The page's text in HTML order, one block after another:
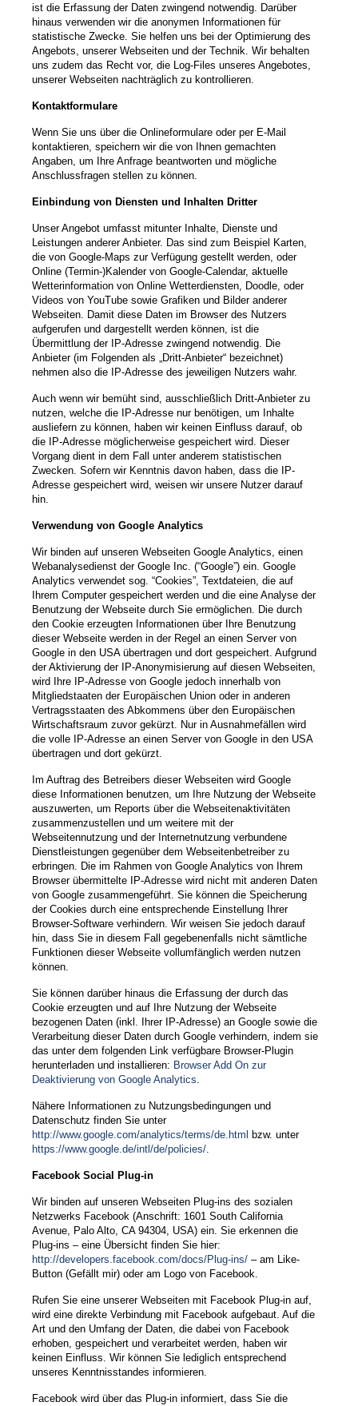
ist die Erfassung der Daten zwingend notwendig. Darüber
hinaus verwenden wir die anonymen Informationen für
statistische Zwecke. Sie helfen uns bei der Optimierung des
Angebots, unserer Webseiten und der Technik. Wir behalten
uns zudem das Recht vor, die Log-Files unseres Angebotes,
unserer Webseiten nachträglich zu kontrollieren.
Kontaktformulare
Wenn Sie uns über die Onlineformulare oder per E-Mail
kontaktieren, speichern wir die von Ihnen gemachten
Angaben, um Ihre Anfrage beantworten und mögliche
Anschlussfragen stellen zu können.
Einbindung von Diensten und Inhalten Dritter
Unser Angebot umfasst mitunter Inhalte, Dienste und
Leistungen anderer Anbieter. Das sind zum Beispiel Karten,
die von Google-Maps zur Verfügung gestellt werden, oder
Online (Termin-)Kalender von Google-Calendar, aktuelle
Wetterinformation von Online Wetterdiensten, Doodle, oder
Videos von YouTube sowie Grafiken und Bilder anderer
Webseiten. Damit diese Daten im Browser des Nutzers
aufgerufen und dargestellt werden können, ist die
Übermittlung der IP-Adresse zwingend notwendig. Die
Anbieter (im Folgenden als „Dritt-Anbieter“ bezeichnet)
nehmen also die IP-Adresse des jeweiligen Nutzers wahr.
Auch wenn wir bemüht sind, ausschließlich Dritt-Anbieter zu
nutzen, welche die IP-Adresse nur benötigen, um Inhalte
ausliefern zu können, haben wir keinen Einfluss darauf, ob
die IP-Adresse möglicherweise gespeichert wird. Dieser
Vorgang dient in dem Fall unter anderem statistischen
Zwecken. Sofern wir Kenntnis davon haben, dass die IP-
Adresse gespeichert wird, weisen wir unsere Nutzer darauf
hin.
Verwendung von Google Analytics
Wir binden auf unseren Webseiten Google Analytics, einen
Webanalysedienst der Google Inc. (“Google”) ein. Google
Analytics verwendet sog. “Cookies”, Textdateien, die auf
Ihrem Computer gespeichert werden und die eine Analyse der
Benutzung der Webseite durch Sie ermöglichen. Die durch
den Cookie erzeugten Informationen über Ihre Benutzung
dieser Webseite werden in der Regel an einen Server von
Google in den USA übertragen und dort gespeichert. Aufgrund
der Aktivierung der IP-Anonymisierung auf diesen Webseiten,
wird Ihre IP-Adresse von Google jedoch innerhalb von
Mitgliedstaaten der Europäischen Union oder in anderen
Vertragsstaaten des Abkommens über den Europäischen
Wirtschaftsraum zuvor gekürzt. Nur in Ausnahmefällen wird
die volle IP-Adresse an einen Server von Google in den USA
übertragen und dort gekürzt.
Im Auftrag des Betreibers dieser Webseiten wird Google
diese Informationen benutzen, um Ihre Nutzung der Webseite
auszuwerten, um Reports über die Webseitenaktivitäten
zusammenzustellen und um weitere mit der
Webseitennutzung und der Internetnutzung verbundene
Dienstleistungen gegenüber dem Webseitenbetreiber zu
erbringen. Die im Rahmen von Google Analytics von Ihrem
Browser übermittelte IP-Adresse wird nicht mit anderen Daten
von Google zusammengeführt. Sie können die Speicherung
der Cookies durch eine entsprechende Einstellung Ihrer
Browser-Software verhindern. Wir weisen Sie jedoch darauf
hin, dass Sie in diesem Fall gegebenenfalls nicht sämtliche
Funktionen dieser Webseite vollumfänglich werden nutzen
können.
Sie können darüber hinaus die Erfassung der durch das
Cookie erzeugten und auf Ihre Nutzung der Webseite
bezogenen Daten (inkl. Ihrer IP-Adresse) an Google sowie die
Verarbeitung dieser Daten durch Google verhindern, indem sie
das unter dem folgenden Link verfügbare Browser-Plugin
herunterladen und installieren: Browser Add On zur
Deaktivierung von Google Analytics
Nähere Informationen zu Nutzungsbedingungen und
Datenschutz finden Sie unter
http://www.google.com/analytics/terms/de.html
bzw. unter
https://www.google.de/intl/de/policies/
Facebook Social Plug-in
Wir binden auf unseren Webseiten Plug-ins des sozialen
Netzwerks Facebook (Anschrift: 1601 South California
Avenue, Palo Alto, CA 94304, USA) ein. Sie erkennen die
Plug-ins – eine Übersicht finden Sie hier:
http://developers.facebook.com/docs/Plug-ins/ – am Like-
Button (Gefällt mir) oder am Logo von Facebook.
Rufen Sie eine unserer Webseiten mit Facebook Plug-in auf,
wird eine direkte Verbindung mit Facebook aufgebaut. Auf die
Art und den Umfang der Daten, die dabei von Facebook
erhoben, gespeichert und verarbeitet werden, haben wir
keinen Einfluss. Wir können Sie lediglich entsprechend
unseres Kenntnisstandes informieren.
Facebook wird über das Plug-in informiert, dass Sie die